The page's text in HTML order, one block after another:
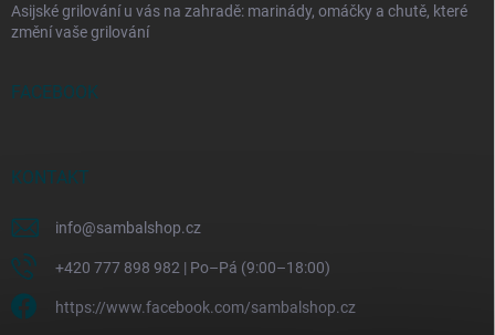
Asijské grilování u vás na zahradě: marinády, omáčky a chutě, které
změní vaše grilování
FACEBOOK
KONTAKT
info@sambalshop.cz
+420 777 898 982 | Po–Pá (9:00–18:00)
https://www.facebook.com/sambalshop.cz